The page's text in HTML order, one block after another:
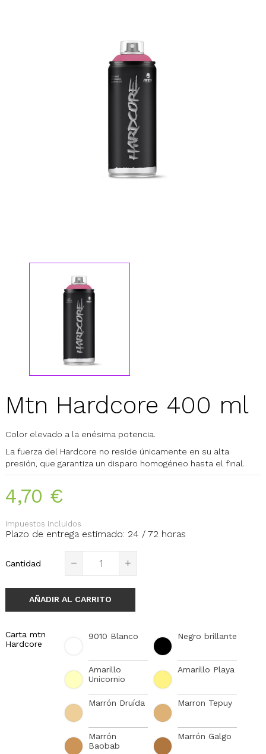
Mtn Hardcore 400 ml
Color elevado a la enésima potencia.
La fuerza del Hardcore no reside únicamente en su alta
presión, que garantiza un disparo homogéneo hasta el final.
4,70 €
Impuestos incluidos
Plazo de entrega estimado: 24 / 72 horas
Cantidad
AÑADIR AL CARRITO
Carta mtn
Hardcore
9010 Blanco Negro brillante
Amarillo
Unicornio
Amarillo Playa
Marrón Druída Marron Tepuy
Marrón
Baobab
Marrón Galgo